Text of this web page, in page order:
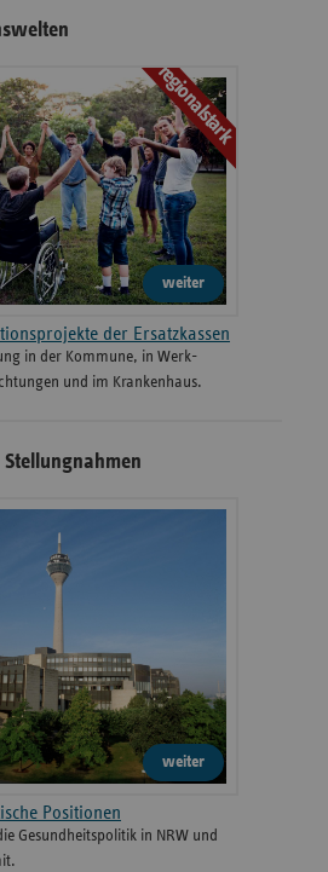
regionalstark
weiter
der Ersatzkassen
in der Kommune, in Werk­
und im Kranken­haus.
Stellungnahmen
weiter
Positionen
Gesundheitspolitik in NRW und